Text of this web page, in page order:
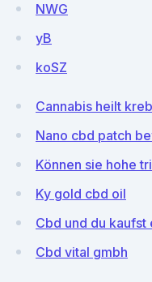
NWG
yB
koSZ
Cannabis heilt
Nano cbd patch
Können sie hohe
Ky gold cbd oil
Cbd und du kaufst
Cbd vital gmbh